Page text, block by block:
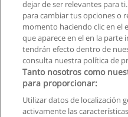
Solicita
dejar de ser relevantes para
para cambiar tus opciones o
momento haciendo clic en el
que aparece en el en la parte
tendrán efecto dentro de
consulta nuestra política de
Tanto nosotros como
para proporcionar:
Utilizar datos de localización
activamente las